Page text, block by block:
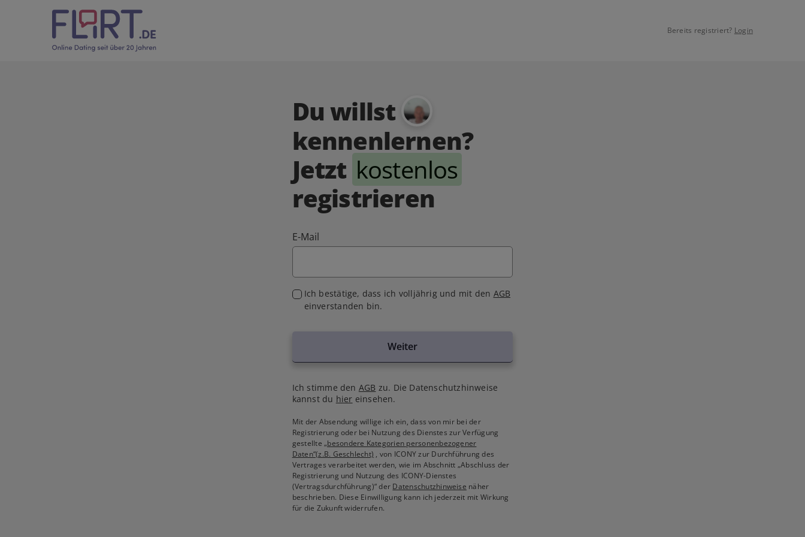
Bereits registriert? Login
Du willst
kennenlernen?
Jetzt kostenlos
registrieren
E-Mail
Ich bestätige, dass ich volljährig und mit den AGB
einverstanden bin.
Weiter
Ich stimme den AGB zu. Die Datenschutzhinweise
kannst du hier einsehen.
Mit der Absendung willige ich ein, dass von mir bei der
Registrierung oder bei Nutzung des Dienstes zur Verfügung
gestellte„besondere Kategorien personenbezogener
Daten“(z.B. Geschlecht) , von ICONY zur Durchführung des
Vertrages verarbeitet werden, wie im Abschnitt „Abschluss der
Registrierung und Nutzung des ICONY-Dienstes
(Vertragsdurchführung)“ der Datenschutzhinweise näher
beschrieben. Diese Einwilligung kann ich jederzeit mit Wirkung
für die Zukunft widerrufen.